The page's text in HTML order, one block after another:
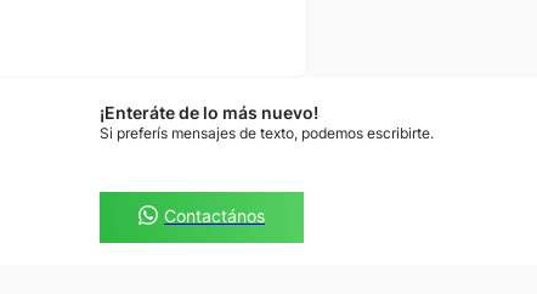
¡Enteráte de lo más nuevo!
Si preferís mensajes de texto, podemos escribirte.
Contactános